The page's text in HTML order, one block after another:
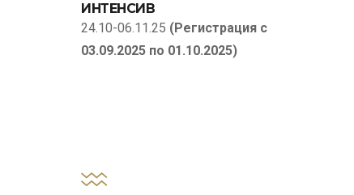
ИНТЕНСИВ
24.10-06.11.25 (Регистрация с
03.09.2025 по 01.10.2025)